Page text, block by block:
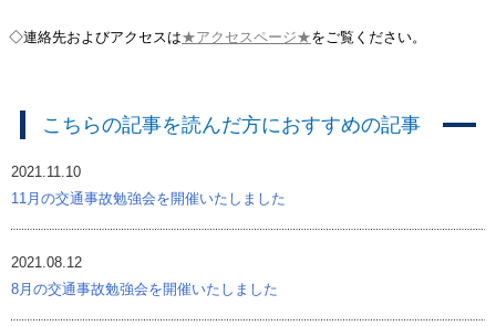
◇連絡先およびアクセスは★アクセスページ★をご覧ください。
こちらの記事を読んだ方におすすめの記事
2021.11.10
11月の交通事故勉強会を開催いたしました
2021.08.12
8月の交通事故勉強会を開催いたしました